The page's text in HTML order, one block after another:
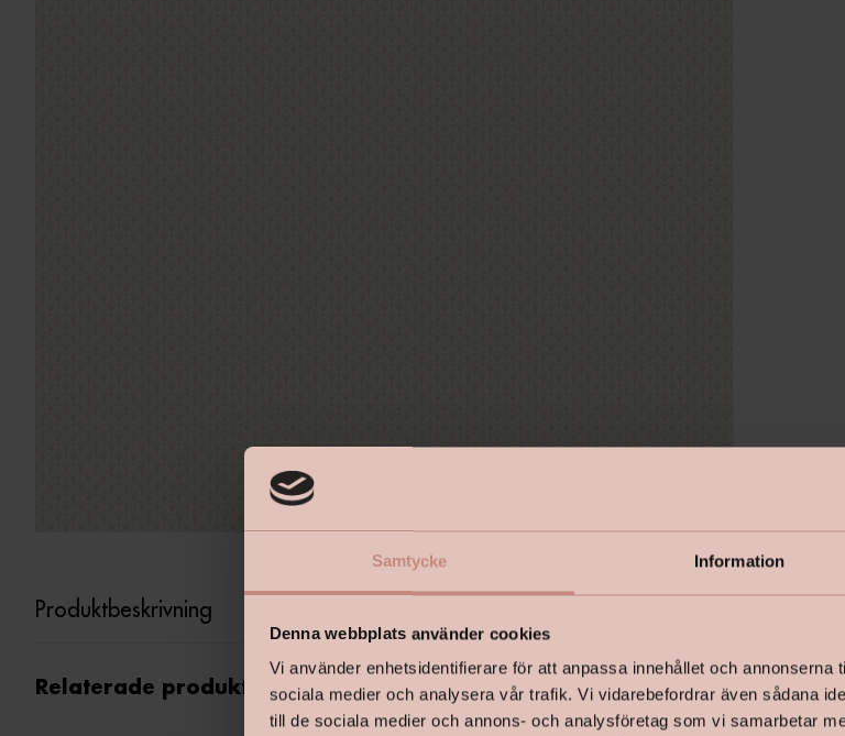
Samtycke Information
Denna webbplats använder cookies
Vi använder enhetsidentifierare för att anpassa innehållet och annonserna
sociala medier och analysera vår trafik. Vi vidarebefordrar även sådana
till de sociala medier och annons- och analysföretag som vi samarbetar
Produktbeskrivning
Relaterade produkter